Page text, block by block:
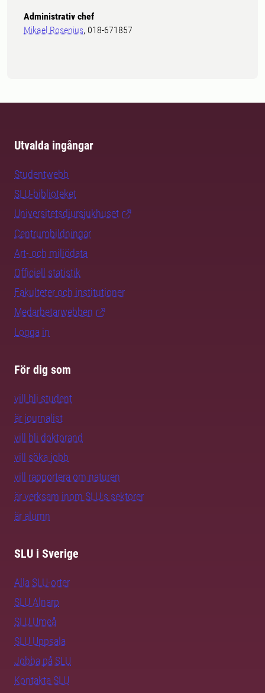
Administrativ chef
Mikael Rosenius, 018-671857
Utvalda ingångar
Studentwebb
SLU-biblioteket
Universitetsdjursjukhuset
Centrumbildningar
Art- och miljödata
Officiell statistik
Fakulteter och institutioner
Medarbetarwebben
Logga in
För dig som
vill bli student
är journalist
vill bli doktorand
vill söka jobb
vill rapportera om naturen
är verksam inom SLU:s sektorer
är alumn
SLU i Sverige
Alla SLU-orter
SLU Alnarp
SLU Umeå
SLU Uppsala
Jobba på SLU
Kontakta SLU